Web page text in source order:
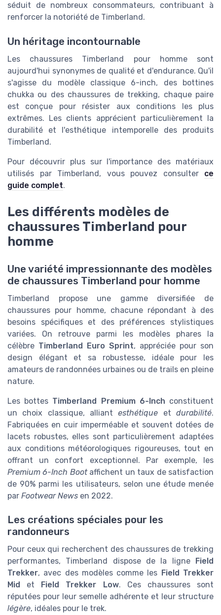
séduit de nombreux consommateurs, contribuant à
renforcer la notoriété de Timberland.
Un héritage incontournable
Les chaussures Timberland pour homme sont
aujourd'hui synonymes de qualité et d'endurance. Qu'il
s'agisse du modèle classique 6-inch, des bottines
chukka ou des chaussures de trekking, chaque paire
est conçue pour résister aux conditions les plus
extrêmes. Les clients apprécient particulièrement la
durabilité et l'esthétique intemporelle des produits
Timberland.
Pour découvrir plus sur l'importance des matériaux
utilisés par Timberland, vous pouvez consulter ce
guide complet.
Les différents modèles de
chaussures Timberland pour
homme
Une variété impressionnante des modèles
de chaussures Timberland pour homme
Timberland propose une gamme diversifiée de
chaussures pour homme, chacune répondant à des
besoins spécifiques et des préférences stylistiques
variées. On retrouve parmi les modèles phares la
célèbre Timberland Euro Sprint, appréciée pour son
design élégant et sa robustesse, idéale pour les
amateurs de randonnées urbaines ou de trails en pleine
nature.
Les bottes Timberland Premium 6-Inch constituent
un choix classique, alliantesthétique etdurabilité.
Fabriquées en cuir imperméable et souvent dotées de
lacets robustes, elles sont particulièrement adaptées
aux conditions météorologiques rigoureuses, tout en
offrant un confort exceptionnel. Par exemple, les
Premium 6-Inch Bootaffichent un taux de satisfaction
de 90% parmi les utilisateurs, selon une étude menée
par Footwear News en 2022.
Les créations spéciales pour les
randonneurs
Pour ceux qui recherchent des chaussures de trekking
performantes, Timberland dispose de la ligne
Field
Trekker, avec des modèles comme les Field Trekker
Mid
et Field Trekker Low. Ces chaussures sont
réputées pour leur semelle adhérente et leur structure
légère, idéales pour le trek.